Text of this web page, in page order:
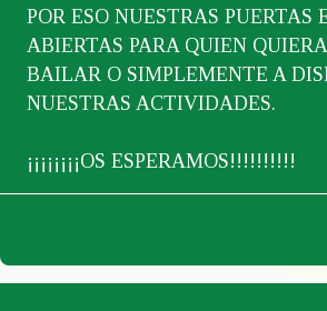
POR ESO NUESTRAS PUERTAS
ABIERTAS PARA QUIEN
BAILAR O SIMPLEMENTE A
NUESTRAS ACTIVIDADES.
¡¡¡¡¡¡¡¡OS ESPERAMOS!!!!!!!!!!